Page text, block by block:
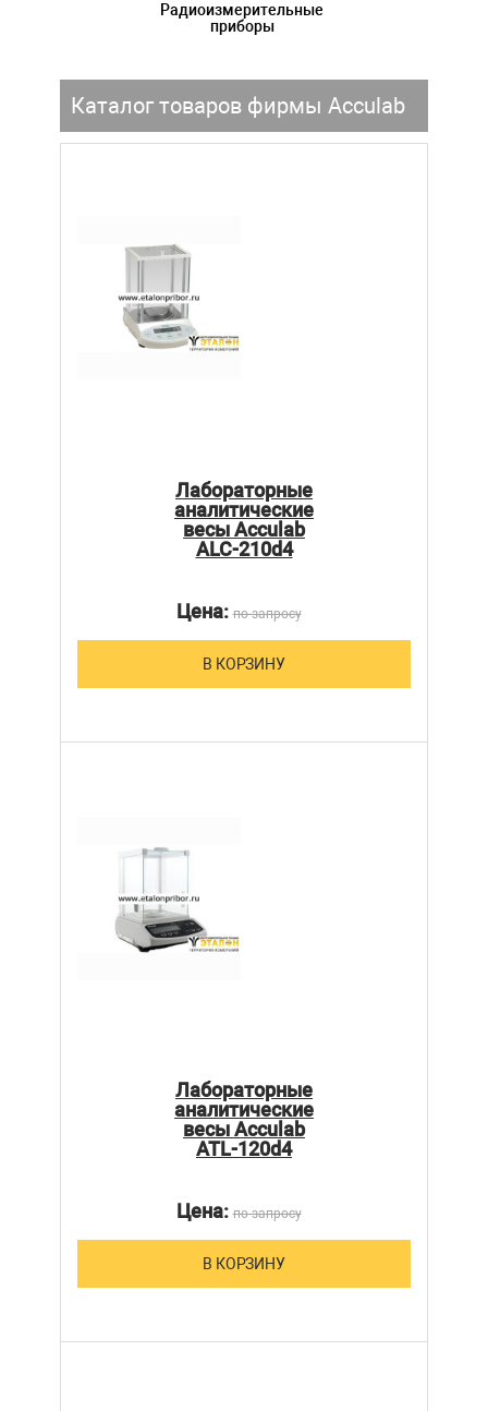
Радиоизмерительные
приборы
Каталог товаров фирмы Acculab
Лабораторные
аналитические
весы Acculab
ALC-210d4
Цена:по запросу
В КОРЗИНУ
Лабораторные
аналитические
весы Acculab
ATL-120d4
Цена:по запросу
В КОРЗИНУ